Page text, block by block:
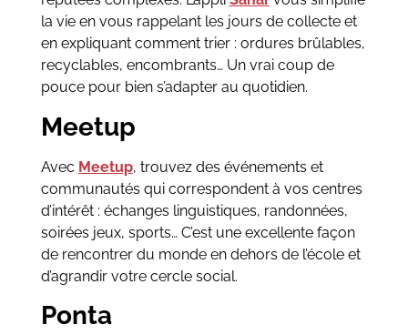
la vie en vous rappelant les jours de collecte et
en expliquant comment trier : ordures brûlables,
recyclables, encombrants… Un vrai coup de
pouce pour bien s’adapter au quotidien.
Meetup
Avec Meetup, trouvez des événements et
communautés qui correspondent à vos centres
d’intérêt : échanges linguistiques, randonnées,
soirées jeux, sports… C’est une excellente façon
de rencontrer du monde en dehors de l’école et
d’agrandir votre cercle social.
Ponta